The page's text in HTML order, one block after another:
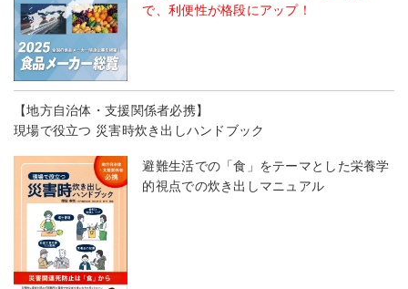
で、利便性が格段にアップ！
【地方自治体・支援関係者必携】
現場で役立つ 災害時炊き出しハンドブック
避難生活での「食」をテーマとした栄養学
的視点での炊き出しマニュアル